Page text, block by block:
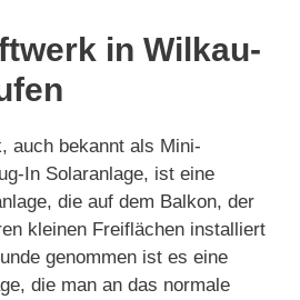
in Wilkau-
auch bekannt als Mini-
In Solaranlage, ist eine
die auf dem Balkon, der
kleinen Freiflächen installiert
genommen ist es eine
die man an das normale